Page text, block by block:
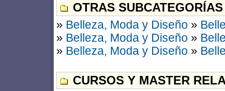
OTRAS
» Belleza, Moda y Diseño »
» Belleza, Moda y Diseño »
» Belleza, Moda y Diseño »
CURSOS Y MASTER